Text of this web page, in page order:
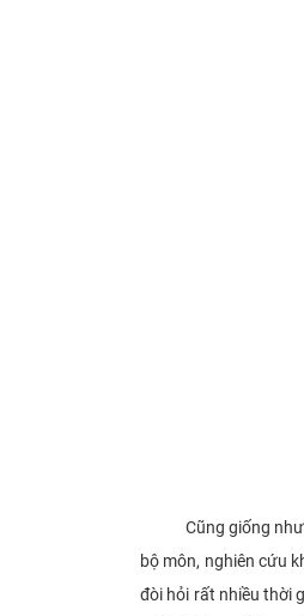
Cũng giống như
bộ môn, nghiên cứu
đòi hỏi rất nhiều thời